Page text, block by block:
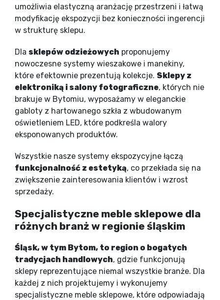
umożliwia elastyczną aranżację przestrzeni i łatwą
modyfikację ekspozycji bez konieczności ingerencji
w strukturę sklepu.
Dla sklepów odzieżowych proponujemy
nowoczesne systemy wieszakowe i manekiny,
które efektownie prezentują kolekcje. Sklepy z
elektroniką i salony fotograficzne, których nie
brakuje w Bytomiu, wyposażamy w eleganckie
gabloty z hartowanego szkła z wbudowanym
oświetleniem LED, które podkreśla walory
eksponowanych produktów.
Wszystkie nasze systemy ekspozycyjne łączą
funkcjonalność z estetyką, co przekłada się na
zwiększenie zainteresowania klientów i wzrost
sprzedaży.
Specjalistyczne meble sklepowe dla
różnych branż w regionie śląskim
Śląsk, w tym Bytom, to region o bogatych
tradycjach handlowych, gdzie funkcjonują
sklepy reprezentujące niemal wszystkie branże. Dla
każdej z nich projektujemy i wykonujemy
specjalistyczne meble sklepowe, które odpowiadają